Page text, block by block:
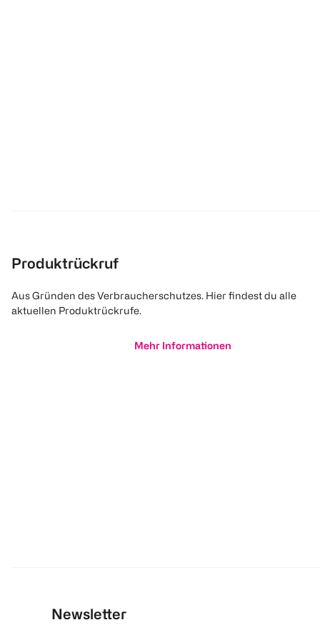
Produktrückruf
Aus Gründen des Verbraucherschutzes. Hier findest du alle
aktuellen Produktrückrufe.
Mehr Informationen
Newsletter